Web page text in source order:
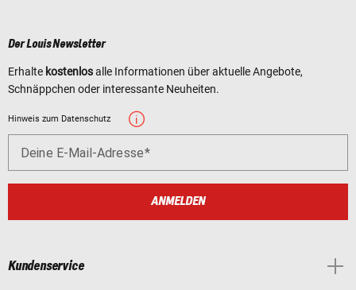
Der Louis Newsletter
Erhalte kostenlosalle Informationen über aktuelle Angebote,
Schnäppchen oder interessante Neuheiten.
Hinweis zum Datenschutz
Deine E-Mail-Adresse
ANMELDEN
Kundenservice